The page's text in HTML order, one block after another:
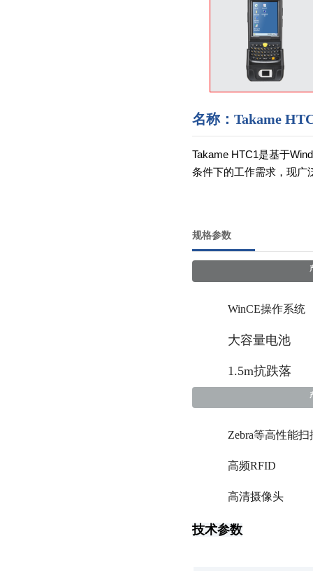
名称：Takame
Takame HTC1是基于
条件下的工作需求，现广
规格参数
WinCE操作系统
大容量电池
1.5m抗跌落
Zebra等高性能扫
高频RFID
高清摄像头
技术参数